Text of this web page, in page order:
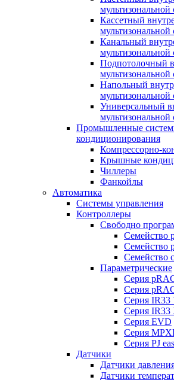
мультизональной
Кассетный
мультизональной
Канальный
мультизональной
Подпотолочный
мультизональной
Напольный
мультизональной
Универсальный
мультизональной
Промышленные
кондиционирования
Компрессорно-
Крышные
Чиллеры
Фанкойлы
Автоматика
Системы управления
Контроллеры
Свободно
Семейство
Семейство
Семейство
Параметрические
Серия
Серия
Серия IR33
Серия IR33
Серия EVD
Серия
Серия PJ
Датчики
Датчики
Датчики